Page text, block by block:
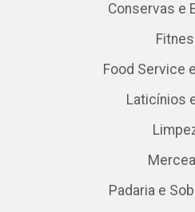
Conservas e
Food Service
Laticínios
Padaria e